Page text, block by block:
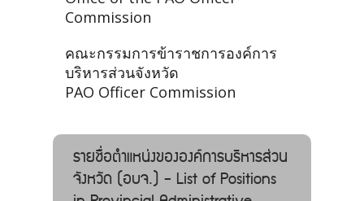
Commission
คณะกรรมการข้าราชการองค์การ
บริหารส่วนจังหวัด
PAO Officer Commission
รายชื่อตำแหน่งขององค์การบริหารส่วน
จังหวัด (อบจ.) - List of Positions